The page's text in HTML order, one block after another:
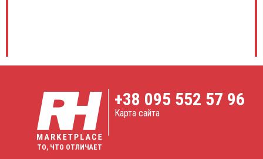
ТО, ЧТО ОТЛИЧАЕТ
+38 095 552 57 96
Карта сайта